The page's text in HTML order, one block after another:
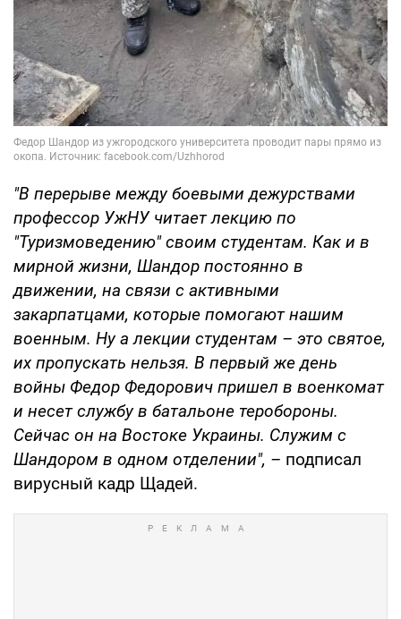
"В перерыве между боевыми дежурствами
профессор УжНУ читает лекцию по
"Туризмоведению" своим студентам. Как и в
мирной жизни, Шандор постоянно в
движении, на связи с активными
закарпатцами, которые помогают нашим
военным. Ну а лекции студентам – это святое,
их пропускать нельзя. В первый же день
войны Федор Федорович пришел в военкомат
и несет службу в батальоне теробороны.
Сейчас он на Востоке Украины. Служим с
Шандором в одном отделении", – подписал
вирусный кадр Щадей.